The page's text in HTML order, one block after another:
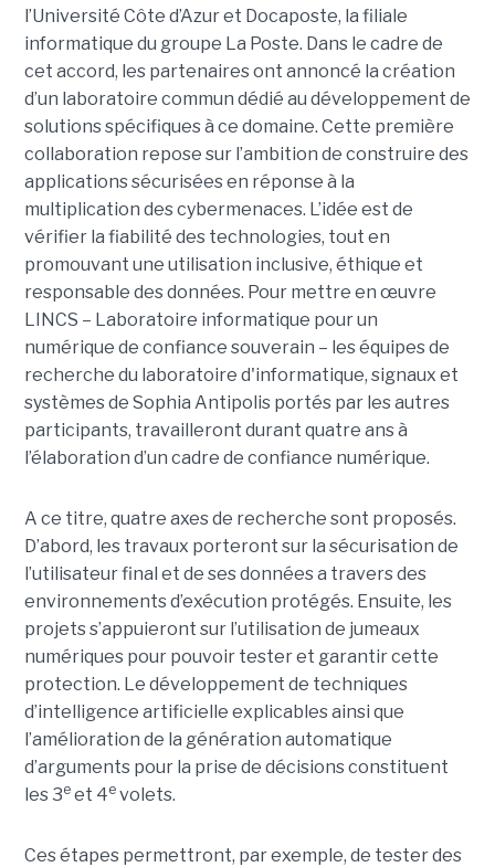
l’Université Côte d’Azur et Docaposte, la filiale
informatique du groupe La Poste. Dans le cadre de
cet accord, les partenaires ont annoncé la création
d’un laboratoire commun dédié au développement de
solutions spécifiques à ce domaine. Cette première
collaboration repose sur l’ambition de construire des
applications sécurisées en réponse à la
multiplication des cybermenaces. L’idée est de
vérifier la fiabilité des technologies, tout en
promouvant une utilisation inclusive, éthique et
responsable des données. Pour mettre en œuvre
LINCS – Laboratoire informatique pour un
numérique de confiance souverain – les équipes de
recherche du laboratoire d'informatique, signaux et
systèmes de Sophia Antipolis portés par les autres
participants, travailleront durant quatre ans à
l’élaboration d’un cadre de confiance numérique.
A ce titre, quatre axes de recherche sont proposés.
D’abord, les travaux porteront sur la sécurisation de
l’utilisateur final et de ses données a travers des
environnements d’exécution protégés. Ensuite, les
projets s’appuieront sur l’utilisation de jumeaux
numériques pour pouvoir tester et garantir cette
protection. Le développement de techniques
d’intelligence artificielle explicables ainsi que
l’amélioration de la génération automatique
d’arguments pour la prise de décisions constituent
les 3eet 4evolets.
Ces étapes permettront, par exemple, de tester des